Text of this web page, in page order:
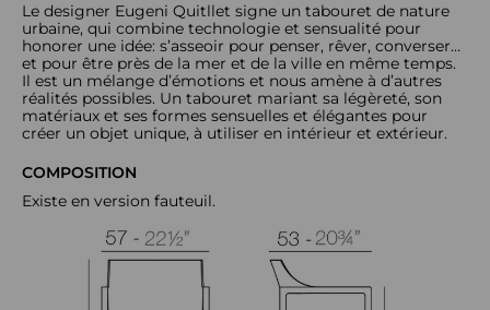
Le designer Eugeni Quitllet signe un tabouret de nature
urbaine, qui combine technologie et sensualité pour
honorer une idée: s’asseoir pour penser, rêver, converser…
et pour être près de la mer et de la ville en même temps.
Il est un mélange d’émotions et nous amène à d’autres
réalités possibles. Un tabouret mariant sa légèreté, son
matériaux et ses formes sensuelles et élégantes pour
créer un objet unique, à utiliser en intérieur et extérieur.
COMPOSITION
Existe en version fauteuil.